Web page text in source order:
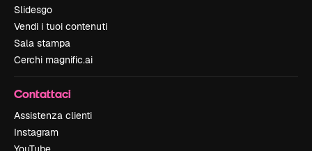
Slidesgo
Vendi i tuoi contenuti
Sala stampa
Cerchi magnific.ai
Contattaci
Assistenza clienti
Instagram